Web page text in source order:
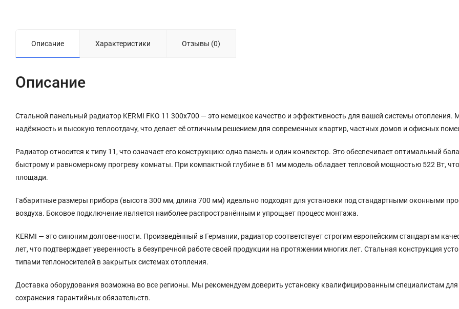
Описание Характеристики Отзывы (0)
Описание
Стальной панельный радиатор KERMI FKO 11 300x700 — это немецкое качество и эффективность для вашей системы отопления.
надёжность и высокую теплоотдачу, что делает её отличным решением для современных квартир, частных домов и офисных
Радиатор относится к типу 11, что означает его конструкцию: одна панель и один конвектор. Это обеспечивает оптимальный
быстрому и равномерному прогреву комнаты. При компактной глубине в 61 мм модель обладает тепловой мощностью 522 Вт,
площади.
Габаритные размеры прибора (высота 300 мм, длина 700 мм) идеально подходят для установки под стандартными оконными
воздуха. Боковое подключение является наиболее распространённым и упрощает процесс монтажа.
KERMI — это синоним долговечности. Произведённый в Германии, радиатор соответствует строгим европейским стандартам
лет, что подтверждает уверенность в безупречной работе своей продукции на протяжении многих лет. Стальная конструкция
типами теплоносителей в закрытых системах отопления.
Доставка оборудования возможна во все регионы. Мы рекомендуем доверить установку квалифицированным специалистам
сохранения гарантийных обязательств.